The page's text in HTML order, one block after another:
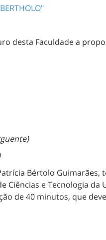
desta Faculdade a
Bértolo Guimarães,
Ciências e Tecnologia
de 40 minutos, que